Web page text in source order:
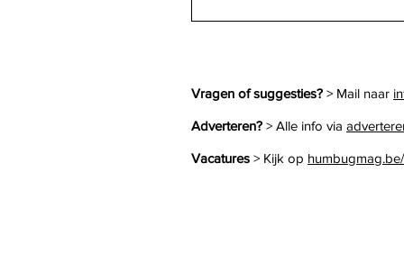
Vragen of suggesties? > Mail naar
Adverteren? > Alle info via
Vacatures > Kijk op